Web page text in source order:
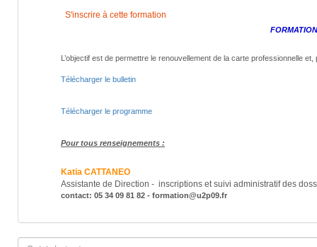
S'inscrire à cette formation
L’objectif est de permettre le renouvellement de la carte professionnelle
Télécharger le bulletin
Télécharger le programme
Pour tous renseignements :
Katia CATTANEO
Assistante de Direction - inscriptions et suivi administratif des
contact: 05 34 09 81 82 - formation@u2p09.fr